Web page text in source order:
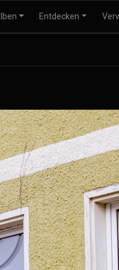
Entdecken